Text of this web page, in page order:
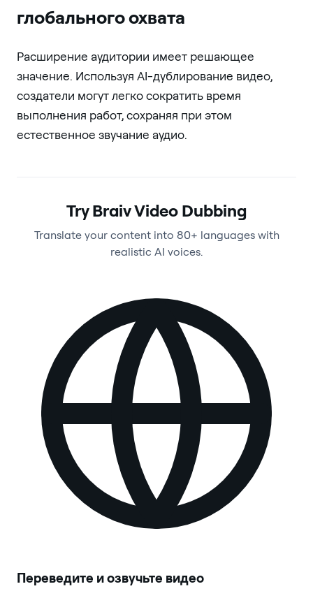
глобального охвата
Расширение аудитории имеет решающее
значение. Используя AI-дублирование видео,
создатели могут легко сократить время
выполнения работ, сохраняя при этом
естественное звучание аудио.
Try Braiv Video Dubbing
Translate your content into 80+ languages with
realistic AI voices.
Переведите и озвучьте видео